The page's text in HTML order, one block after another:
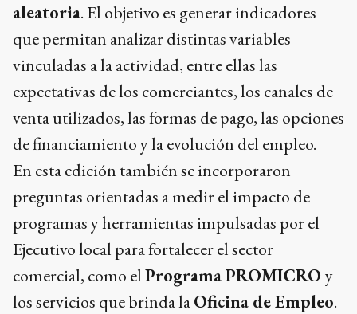
aleatoria. El objetivo es generar indicadores
que permitan analizar distintas variables
vinculadas a la actividad, entre ellas las
expectativas de los comerciantes, los canales de
venta utilizados, las formas de pago, las opciones
de financiamiento y la evolución del empleo.
En esta edición también se incorporaron
preguntas orientadas a medir el impacto de
programas y herramientas impulsadas por el
Ejecutivo local para fortalecer el sector
comercial, como elPrograma PROMICRO y
los servicios que brinda laOficina de Empleo.